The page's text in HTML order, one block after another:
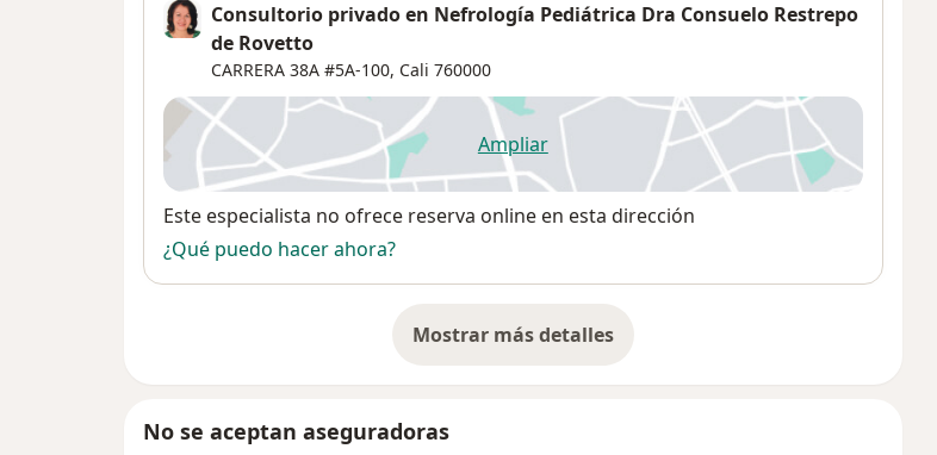
Consultorio privado en Nefrología Pediátrica Dra Consuelo Restrepo
de Rovetto
CARRERA 38A #5A‐100, Cali 760000
Ampliarse abre en una nueva pestaña
Disponibilidad
Este especialista no ofrece reserva online en esta dirección
¿Qué puedo hacer ahora?
Mostrar más detalles
sobre la dirección
No se aceptan aseguradoras